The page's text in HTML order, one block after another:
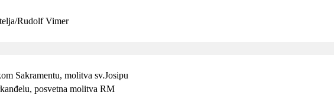
Rudolf Vimer
Sakramentu, molitva sv.Josipu
posvetna molitva RM